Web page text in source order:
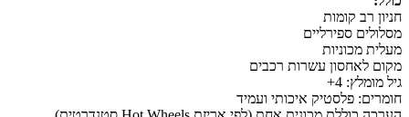
חניון רב קומות
מסלולים ספירליים
מעלית מכוניות
מקום לאחסון עשרות רכבים
גיל מומלץ: 4+
חומרים: פלסטיק איכותי ועמיד